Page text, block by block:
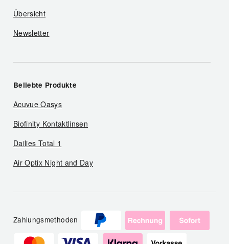
Übersicht
Newsletter
Beliebte Produkte
Acuvue Oasys
Biofinity Kontaktlinsen
Dailies Total 1
Air Optix Night and Day
Zahlungsmethoden